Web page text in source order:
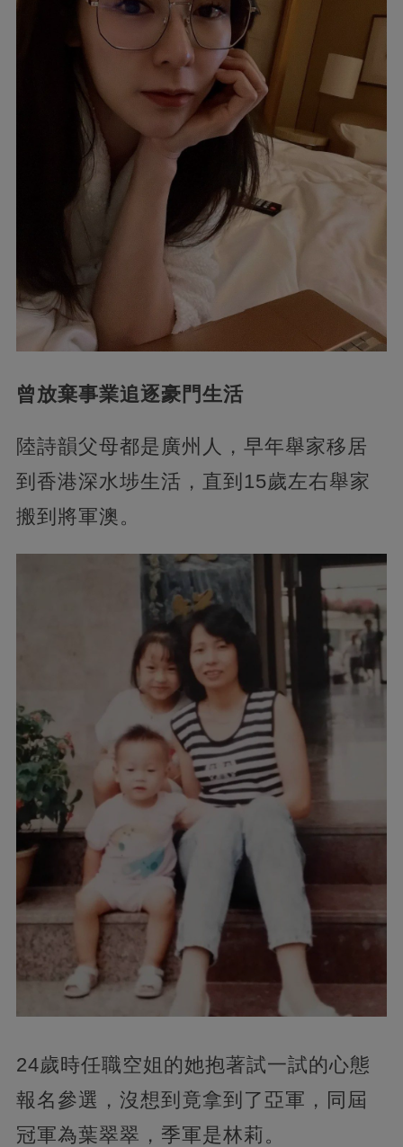
曾放棄事業追逐豪門生活
陸詩韻父母都是廣州人，早年舉家移居
到香港深水埗生活，直到15歲左右舉家
搬到將軍澳。
24歲時任職空姐的她抱著試一試的心態
報名參選，沒想到竟拿到了亞軍，同屆
冠軍為葉翠翠，季軍是林莉。